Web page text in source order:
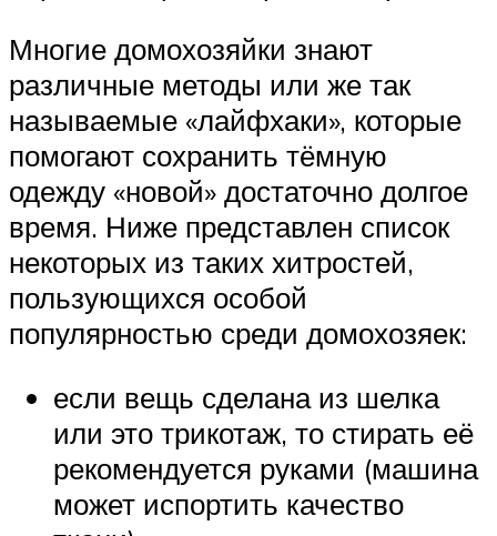
Многие домохозяйки знают
различные методы или же так
называемые «лайфхаки», которые
помогают сохранить тёмную
одежду «новой» достаточно долгое
время. Ниже представлен список
некоторых из таких хитростей,
пользующихся особой
популярностью среди домохозяек:
если вещь сделана из шелка
или это трикотаж, то стирать её
рекомендуется руками (машина
может испортить качество